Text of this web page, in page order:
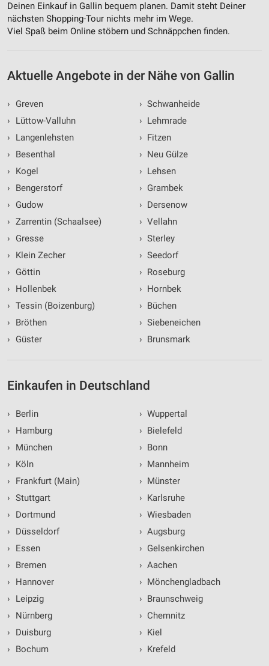
Deinen Einkauf in Gallin bequem planen. Damit steht Deiner
nächsten Shopping-Tour nichts mehr im Wege.
Viel Spaß beim Online stöbern und Schnäppchen finden.
Aktuelle Angebote in der Nähe von Gallin
›
Greven
›
Lüttow-Valluhn
›
Langenlehsten
›
Besenthal
›
Kogel
›
Bengerstorf
›
Gudow
› Zarrentin (Schaalsee)
›
Gresse
›
Klein Zecher
›
Göttin
›
Hollenbek
› Tessin (Boizenburg)
›
Bröthen
›
Güster
› Schwanheide
› Lehmrade
› Fitzen
› Neu Gülze
› Lehsen
› Grambek
› Dersenow
› Vellahn
› Sterley
› Seedorf
› Roseburg
› Hornbek
› Büchen
› Siebeneichen
› Brunsmark
Einkaufen in Deutschland
›
Berlin
›
Hamburg
›
München
›
Köln
›
Frankfurt (Main)
› Stuttgart
›
Dortmund
›
Düsseldorf
›
Essen
›
Bremen
›
Hannover
›
Leipzig
›
Nürnberg
›
Duisburg
›
Bochum
› Wuppertal
› Bielefeld
› Bonn
› Mannheim
› Münster
› Karlsruhe
› Wiesbaden
› Augsburg
› Gelsenkirchen
› Aachen
› Mönchengladbach
› Braunschweig
› Chemnitz
› Kiel
› Krefeld